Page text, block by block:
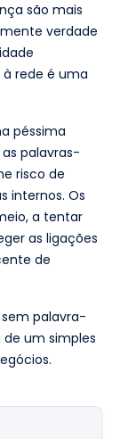
são mais
verdade
rede é uma
péssima
palavras-
risco de
internos. Os
a tentar
as ligações
de
palavra-
de um simples